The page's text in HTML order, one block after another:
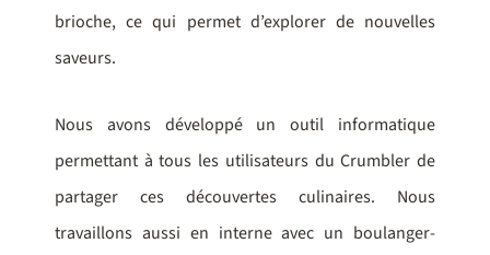
brioche, ce qui permet d’explorer de nouvelles
saveurs.
Nous avons développé un outil informatique
permettant à tous les utilisateurs du Crumbler de
partager ces découvertes culinaires. Nous
travaillons aussi en interne avec un boulanger-